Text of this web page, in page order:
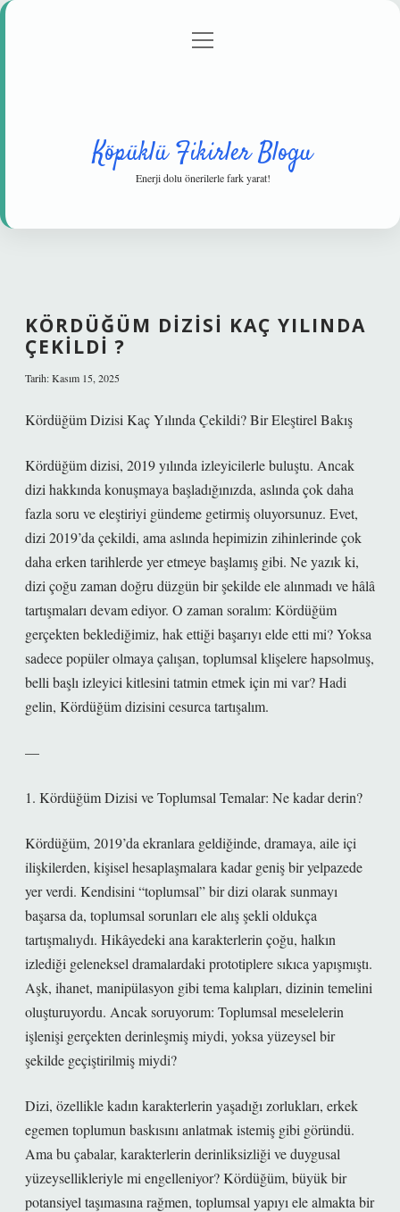
Gizlilik Politikası
menüyü
Köpüklü Fikirler Blogu
Enerji dolu önerilerle fark yarat!
KÖRDÜĞÜM DIZISI KAÇ YILINDA
ÇEKILDI ?
Tarih: Kasım 15, 2025
Kördüğüm Dizisi Kaç Yılında Çekildi? Bir Eleştirel Bakış
Kördüğüm dizisi, 2019 yılında izleyicilerle buluştu. Ancak
dizi hakkında konuşmaya başladığınızda, aslında çok daha
fazla soru ve eleştiriyi gündeme getirmiş oluyorsunuz. Evet,
dizi 2019’da çekildi, ama aslında hepimizin zihinlerinde çok
daha erken tarihlerde yer etmeye başlamış gibi. Ne yazık ki,
dizi çoğu zaman doğru düzgün bir şekilde ele alınmadı ve hâlâ
tartışmaları devam ediyor. O zaman soralım: Kördüğüm
gerçekten beklediğimiz, hak ettiği başarıyı elde etti mi? Yoksa
sadece popüler olmaya çalışan, toplumsal klişelere hapsolmuş,
belli başlı izleyici kitlesini tatmin etmek için mi var? Hadi
gelin, Kördüğüm dizisini cesurca tartışalım.
—
1. Kördüğüm Dizisi ve Toplumsal Temalar: Ne kadar derin?
Kördüğüm, 2019’da ekranlara geldiğinde, dramaya, aile içi
ilişkilerden, kişisel hesaplaşmalara kadar geniş bir yelpazede
yer verdi. Kendisini “toplumsal” bir dizi olarak sunmayı
başarsa da, toplumsal sorunları ele alış şekli oldukça
tartışmalıydı. Hikâyedeki ana karakterlerin çoğu, halkın
izlediği geleneksel dramalardaki prototiplere sıkıca yapışmıştı.
Aşk, ihanet, manipülasyon gibi tema kalıpları, dizinin temelini
oluşturuyordu. Ancak soruyorum: Toplumsal meselelerin
işlenişi gerçekten derinleşmiş miydi, yoksa yüzeysel bir
şekilde geçiştirilmiş miydi?
Dizi, özellikle kadın karakterlerin yaşadığı zorlukları, erkek
egemen toplumun baskısını anlatmak istemiş gibi göründü.
Ama bu çabalar, karakterlerin derinliksizliği ve duygusal
yüzeysellikleriyle mi engelleniyor? Kördüğüm, büyük bir
potansiyel taşımasına rağmen, toplumsal yapıyı ele almakta bir